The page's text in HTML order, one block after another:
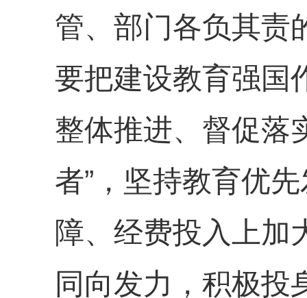
管、部门各负其责
要把建设教育强国
整体推进、督促落
者”，坚持教育优
障、经费投入上加
同向发力，积极投